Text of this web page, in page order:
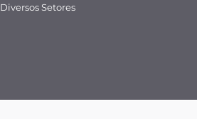
Diversos Setores